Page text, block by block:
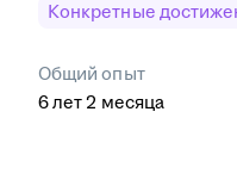
Конкретные
Общий опыт
6лет 2 месяца